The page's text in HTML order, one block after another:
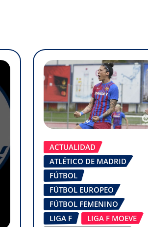
ACTUALIDAD
ATLÉTICO DE MADRID
FÚTBOL
FÚTBOL EUROPEO
FÚTBOL FEMENINO
LIGA F
LIGA F MOEVE